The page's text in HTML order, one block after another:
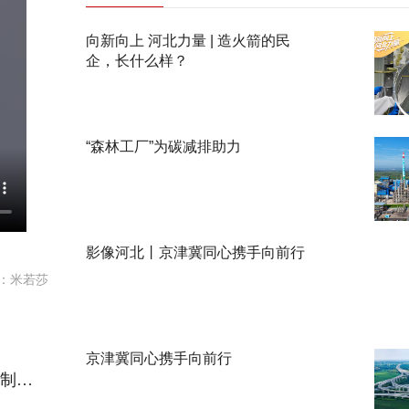
米若莎
快讯｜2026年河北省委一号文件提出，继续省内包联帮扶、区域性结对帮扶、驻村第一书记等行之有效的体制机制和做法
向新向上 河北力量 | 造火箭的民
企，长什么样？
“森林工厂”为碳减排助力
影像河北丨京津冀同心携手向前行
京津冀同心携手向前行